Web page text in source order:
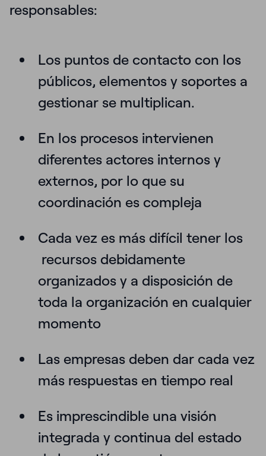
responsables:
Los puntos de contacto con los
públicos, elementos y soportes a
gestionar se multiplican.
En los procesos intervienen
diferentes actores internos y
externos, por lo que su
coordinación es compleja
Cada vez es más difícil tener los
recursos debidamente
organizados y a disposición de
toda la organización en cualquier
momento
Las empresas deben dar cada vez
más respuestas en tiempo real
Es imprescindible una visión
integrada y continua del estado